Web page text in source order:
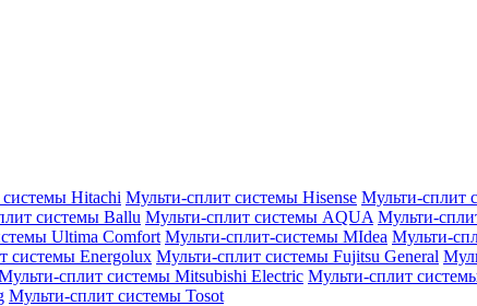
Hitachi Мульти-сплит системы Hisense Мульти-сплит
системы Ballu Мульти-сплит системы AQUA Мульти-
Ultima Comfort Мульти-сплит-системы MIdea Мульти-
системы Energolux Мульти-сплит системы Fujitsu General
сплит системы Mitsubishi Electric Мульти-сплит
Мульти-сплит системы Tosot